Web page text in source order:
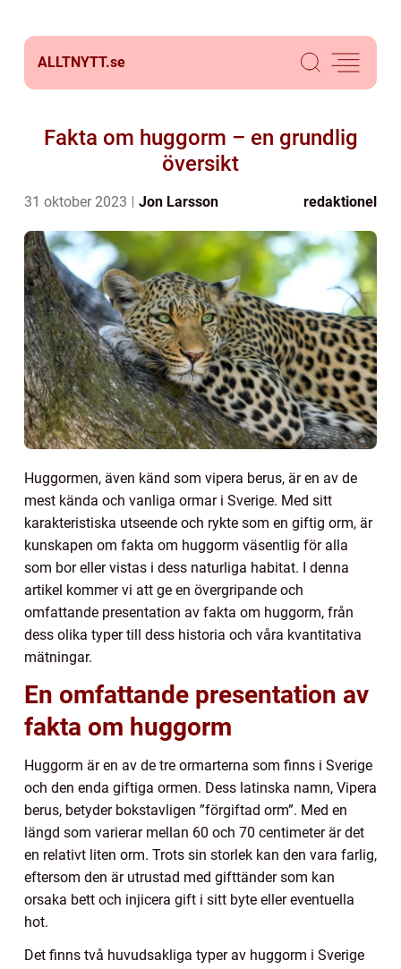
ALLTNYTT.se
Fakta om huggorm – en grundlig
översikt
31 oktober 2023 Jon Larsson redaktionel
Huggormen, även känd som vipera berus, är en av de
mest kända och vanliga ormar i Sverige. Med sitt
karakteristiska utseende och rykte som en giftig orm, är
kunskapen om fakta om huggorm väsentlig för alla
som bor eller vistas i dess naturliga habitat. I denna
artikel kommer vi att ge en övergripande och
omfattande presentation av fakta om huggorm, från
dess olika typer till dess historia och våra kvantitativa
mätningar.
En omfattande presentation av
fakta om huggorm
Huggorm är en av de tre ormarterna som finns i Sverige
och den enda giftiga ormen. Dess latinska namn, Vipera
berus, betyder bokstavligen ”förgiftad orm”. Med en
längd som varierar mellan 60 och 70 centimeter är det
en relativt liten orm. Trots sin storlek kan den vara farlig,
eftersom den är utrustad med gifttänder som kan
orsaka bett och injicera gift i sitt byte eller eventuella
hot.
Det finns två huvudsakliga typer av huggorm i Sverige